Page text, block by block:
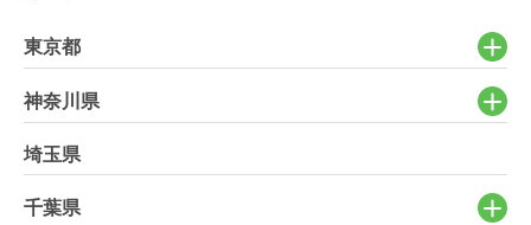
東京都
神奈川県
埼玉県
千葉県